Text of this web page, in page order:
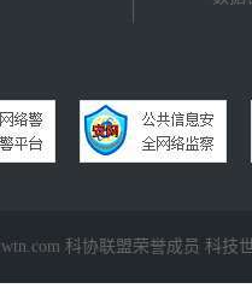
科协联盟荣誉成员 科